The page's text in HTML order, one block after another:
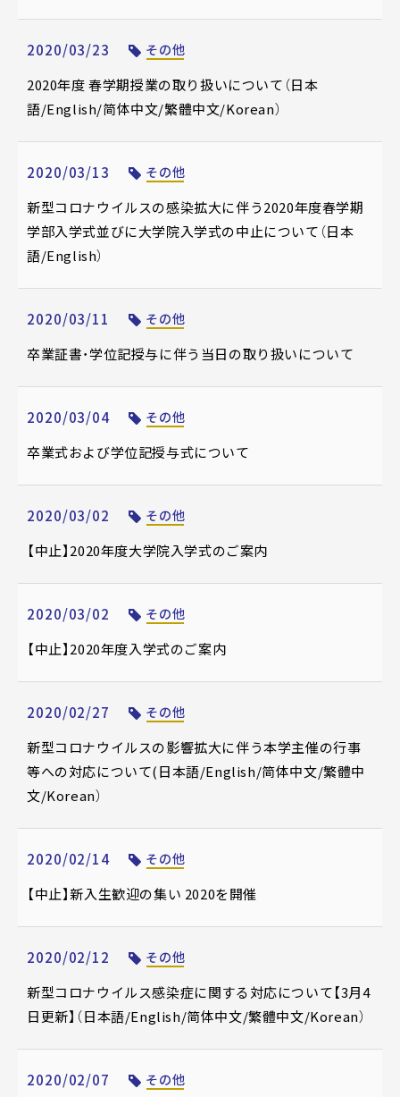
2020/03/23 その他
2020年度 春学期授業の取り扱いについて（日本
語/English/简体中文/繁體中文/Korean）
2020/03/13 その他
新型コロナウイルスの感染拡大に伴う2020年度春学期
学部入学式並びに大学院入学式の中止について（日本
語/English）
2020/03/11 その他
卒業証書・学位記授与に伴う当日の取り扱いについて
2020/03/04 その他
卒業式および学位記授与式について
2020/03/02 その他
【中止】2020年度大学院入学式のご案内
2020/03/02 その他
【中止】2020年度入学式のご案内
2020/02/27 その他
新型コロナウイルスの影響拡大に伴う本学主催の行事
等への対応について(日本語/English/简体中文/繁體中
文/Korean）
2020/02/14 その他
【中止】新入生歓迎の集い 2020を開催
2020/02/12 その他
新型コロナウイルス感染症に関する対応について【3月4
日更新】（日本語/English/简体中文/繁體中文/Korean）
2020/02/07 その他